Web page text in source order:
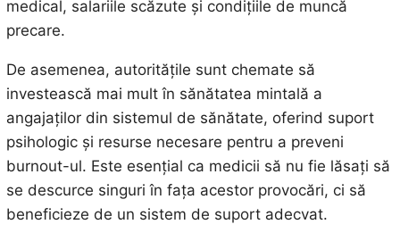
medical, salariile scăzute și condițiile de muncă
precare.
De asemenea, autoritățile sunt chemate să
investească mai mult în sănătatea mintală a
angajaților din sistemul de sănătate, oferind suport
psihologic și resurse necesare pentru a preveni
burnout-ul. Este esențial ca medicii să nu fie lăsați să
se descurce singuri în fața acestor provocări, ci să
beneficieze de un sistem de suport adecvat.